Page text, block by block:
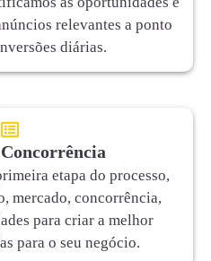
relevantes a ponto
diárias.
etapa do processo,
mercado, concorrência,
para criar a melhor
para o seu negócio.